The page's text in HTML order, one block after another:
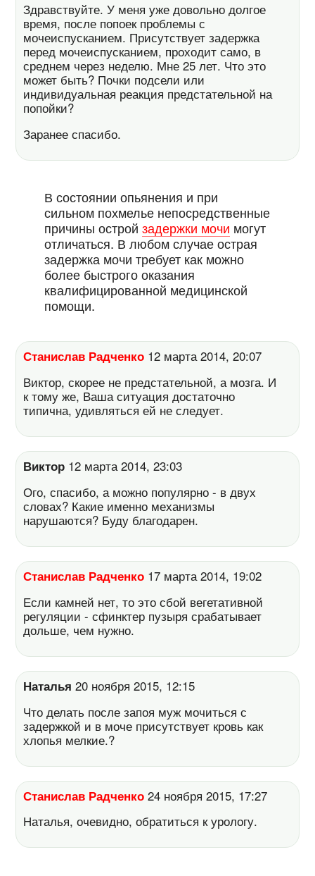
Здравствуйте. У меня уже довольно долгое
время, после попоек проблемы с
мочеиспусканием. Присутствует задержка
перед мочеиспусканием, проходит само, в
среднем через неделю. Мне 25 лет. Что это
может быть? Почки подсели или
индивидуальная реакция предстательной на
попойки?
Заранее спасибо.
В состоянии опьянения и при
сильном похмелье непосредственные
причины острой задержки мочи могут
отличаться. В любом случае острая
задержка мочи требует как можно
более быстрого оказания
квалифицированной медицинской
помощи.
Станислав Радченко 12 марта 2014, 20:07
Виктор, скорее не предстательной, а мозга. И
к тому же, Ваша ситуация достаточно
типична, удивляться ей не следует.
Виктор 12 марта 2014, 23:03
Ого, спасибо, а можно популярно - в двух
словах? Какие именно механизмы
нарушаются? Буду благодарен.
Станислав Радченко 17 марта 2014, 19:02
Если камней нет, то это сбой вегетативной
регуляции - сфинктер пузыря срабатывает
дольше, чем нужно.
Наталья 20 ноября 2015, 12:15
Что делать после запоя муж мочиться с
задержкой и в моче присутствует кровь как
хлопья мелкие.?
Станислав Радченко 24 ноября 2015, 17:27
Наталья, очевидно, обратиться к урологу.